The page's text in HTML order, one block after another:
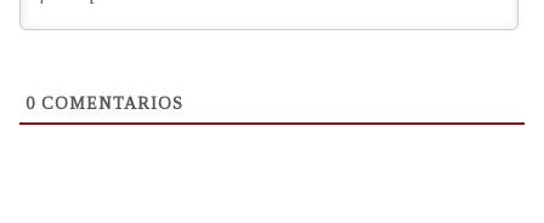
0 COMENTARIOS